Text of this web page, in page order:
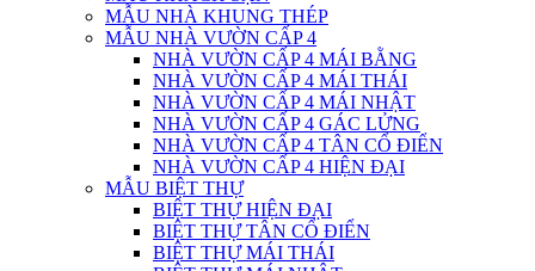
MẪU NHÀ KHUNG THÉP
MẪU NHÀ VƯỜN CẤP 4
NHÀ VƯỜN CẤP 4 MÁI BẰNG
NHÀ VƯỜN CẤP 4 MÁI THÁI
NHÀ VƯỜN CẤP 4 MÁI NHẬT
NHÀ VƯỜN CẤP 4 GÁC LỬNG
NHÀ VƯỜN CẤP 4 TÂN CỔ ĐIỂN
NHÀ VƯỜN CẤP 4 HIỆN ĐẠI
MẪU BIỆT THỰ
BIỆT THỰ HIỆN ĐẠI
BIỆT THỰ TÂN CỔ ĐIỂN
BIỆT THỰ MÁI THÁI